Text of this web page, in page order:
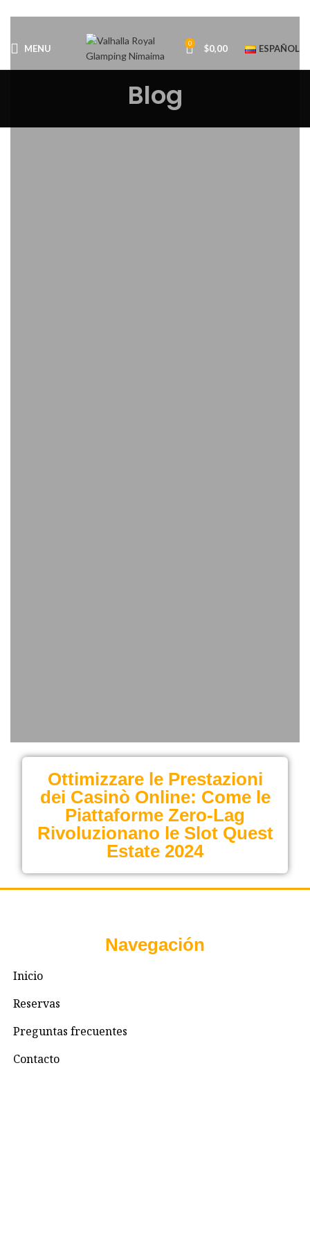
MENU 0 $0,00 ESPAÑOL
Blog
Ottimizzare le Prestazioni
dei Casinò Online: Come le
Piattaforme Zero‑Lag
Rivoluzionano le Slot Quest
Estate 2024
Navegación
Inicio
Reservas
Preguntas frecuentes
Contacto